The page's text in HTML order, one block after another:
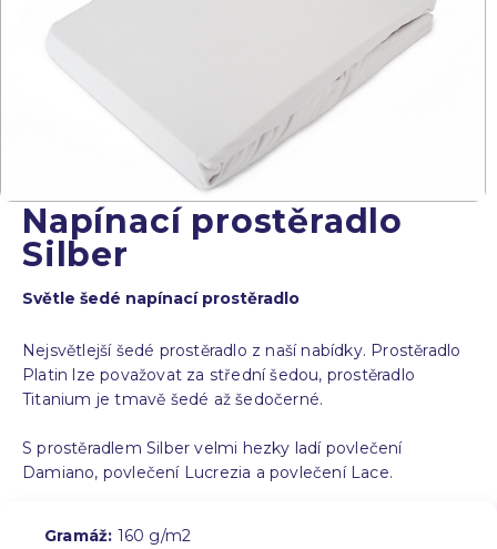
Napínací prostěradlo
Silber
Světle šedé napínací prostěradlo
Nejsvětlejší šedé prostěradlo z naší nabídky. Prostěradlo
Platin lze považovat za střední šedou, prostěradlo
Titanium je tmavě šedé až šedočerné.
S prostěradlem Silber velmi hezky ladí povlečení
Damiano, povlečení Lucrezia a povlečení Lace.
Gramáž: 160 g/m2